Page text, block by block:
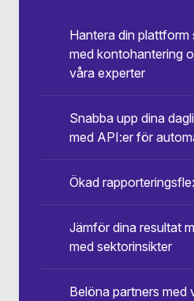
Hantera din plattform
med kontohantering
våra experter
Snabba upp dina
med API:er för
Ökad
Jämför dina resultat
med sektorinsikter
Belöna partners med